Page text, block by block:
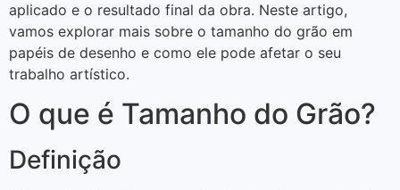
aplicado e o resultado final da obra. Neste artigo,
vamos explorar mais sobre o tamanho do grão em
papéis de desenho e como ele pode afetar o seu
trabalho artístico.
O que é Tamanho do Grão?
Definição